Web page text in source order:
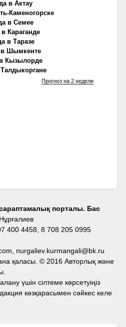
в Актау
Каменогорске
в Семее
Караганде
в Таразе
в Шымкенте
Кызылорде
Прогноз на 2 недели
порталы. Бас
400 4458, 8 708 205 0995
nurgaliev.kurmangali@bk.ru
қаласы. © 2016 Авторлық және
үшін сілтеме көрсетуіңіз
көзқарасымен сәйкес келе